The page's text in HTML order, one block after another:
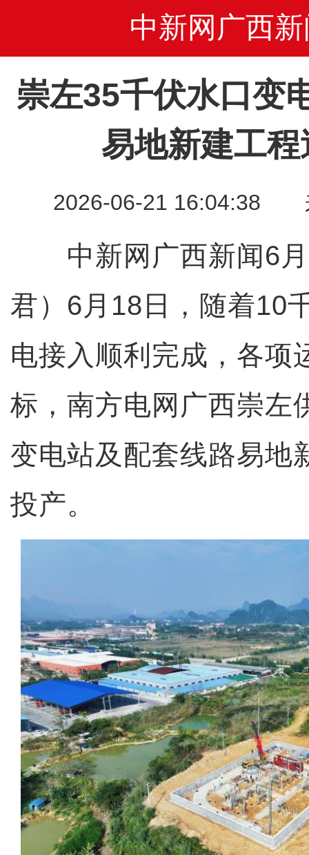
中新网广西新
崇左35千伏水口变
易地新建工
2026-06-21 16:04:38
中新网广西新闻6月
君）6月18日，随着10
电接入顺利完成，各项
标，南方电网广西崇左
变电站及配套线路易地
投产。